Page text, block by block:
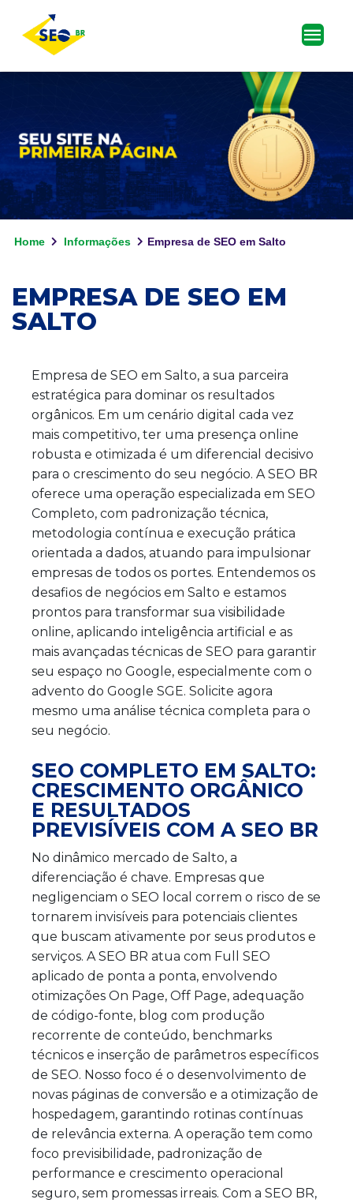
Home Informações Empresa de SEO em Salto
EMPRESA DE SEO EM
SALTO
Empresa de SEO em Salto, a sua parceira
estratégica para dominar os resultados
orgânicos. Em um cenário digital cada vez
mais competitivo, ter uma presença online
robusta e otimizada é um diferencial decisivo
para o crescimento do seu negócio. A SEO BR
oferece uma operação especializada em SEO
Completo, com padronização técnica,
metodologia contínua e execução prática
orientada a dados, atuando para impulsionar
empresas de todos os portes. Entendemos os
desafios de negócios em Salto e estamos
prontos para transformar sua visibilidade
online, aplicando inteligência artificial e as
mais avançadas técnicas de SEO para garantir
seu espaço no Google, especialmente com o
advento do Google SGE. Solicite agora
mesmo uma análise técnica completa para o
seu negócio.
SEO COMPLETO EM SALTO:
CRESCIMENTO ORGÂNICO
E RESULTADOS
PREVISÍVEIS COM A SEO BR
No dinâmico mercado de Salto, a
diferenciação é chave. Empresas que
negligenciam o SEO local correm o risco de se
tornarem invisíveis para potenciais clientes
que buscam ativamente por seus produtos e
serviços. A SEO BR atua com Full SEO
aplicado de ponta a ponta, envolvendo
otimizações On Page, Off Page, adequação
de código-fonte, blog com produção
recorrente de conteúdo, benchmarks
técnicos e inserção de parâmetros específicos
de SEO. Nosso foco é o desenvolvimento de
novas páginas de conversão e a otimização de
hospedagem, garantindo rotinas contínuas
de relevância externa. A operação tem como
foco previsibilidade, padronização de
performance e crescimento operacional
seguro, sem promessas irreais. Com a SEO BR,